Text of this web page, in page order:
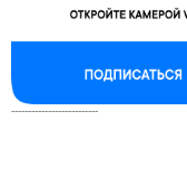
--------------------------